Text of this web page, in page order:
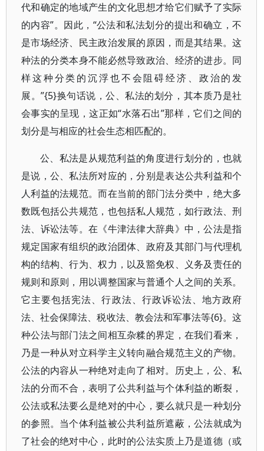
代和确定的地域产生的文化思想才给它们赋予了实际
的内容”。因此，“公法和私法划分的提出和确立，不
是市场经济、民主政治发展的原因，而是其结果。这
种法的分类本身不能必然导致政治、经济的进步。同
样这种分类的沉浮也不会阻碍经济、政治的发
展。”{5}换句话说，公、私法的划分，其本质乃是社
会事实的呈现，这正如“水落石出”那样，它们之间的
划分是与相应的社会生态相匹配的。
公、私法是从规范利益的角度进行划分的，也就
是说，公、私法所对应的，分别是表达公共利益和个
人利益的法规范。而在当前的部门法分类中，绝大多
数既包括公共规范，也包括私人规范，如行政法、刑
法、诉讼法等。在《牛津法律大辞典》中，公法是指
规定国家有组织的政治团体、政府及其部门与代理机
构的结构、行为、权力，以及豁免权、义务及责任的
规则和原则，用以调整国家与普通个人之间的关系。
它主要包括宪法、行政法、行政诉讼法、地方政府
法、社会保障法、税收法、教会法和军事法等{6}。这
种公法与部门法之间相互杂糅的界定，在我们看来，
乃是一种从对立科学主义转向融合规范主义的产物。
公法的内容从一种绝对走向了相对。历史上，公、私
法的分而不合，表明了公共利益与个体利益的断裂，
公法或私法要么是绝对的中心，要么就只是一种划分
的参照。当个体利益被公共利益所遮蔽，公法就成为
了社会的绝对中心，此时的公法实质上乃是道德（或